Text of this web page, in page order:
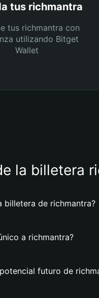
tus richmantra
tus richmantra con
utilizando Bitget
Wallet
la billetera
billetera de richmantra?
a richmantra?
futuro de